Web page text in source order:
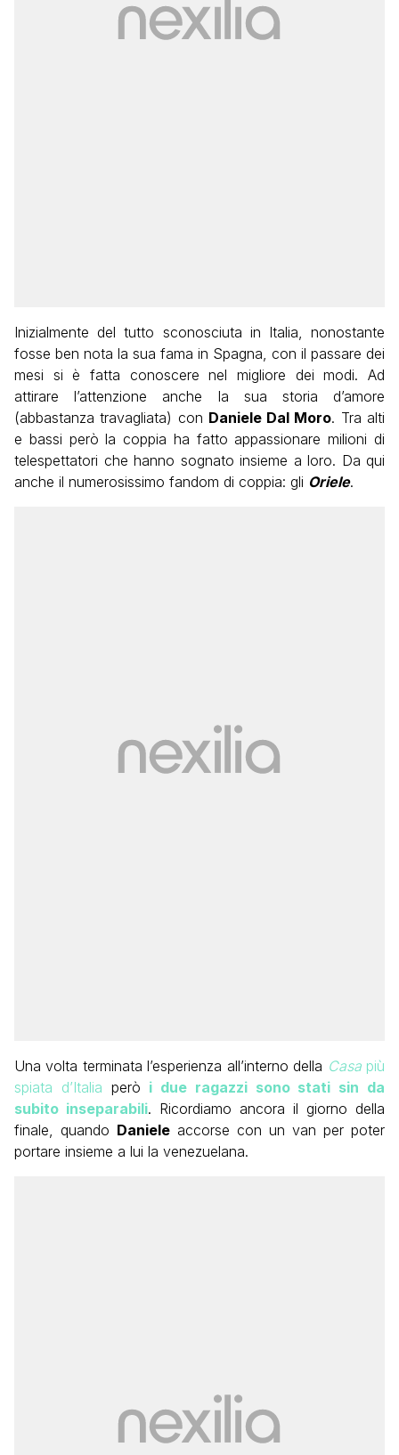
Inizialmente del tutto sconosciuta in Italia, nonostante
fosse ben nota la sua fama in Spagna, con il passare dei
mesi si è fatta conoscere nel migliore dei modi. Ad
attirare l’attenzione anche la sua storia d’amore
(abbastanza travagliata) con Daniele Dal Moro. Tra alti
e bassi però la coppia ha fatto appassionare milioni di
telespettatori che hanno sognato insieme a loro. Da qui
anche il numerosissimo fandom di coppia: gli Oriele.
Una volta terminata l’esperienza all’interno della Casapiù
spiata d’Italia però i due ragazzi sono stati sin da
subito inseparabili. Ricordiamo ancora il giorno della
finale, quando Daniele accorse con un van per poter
portare insieme a lui la venezuelana.